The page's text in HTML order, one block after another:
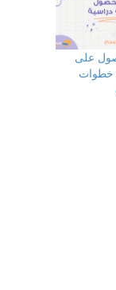
على
خطوات